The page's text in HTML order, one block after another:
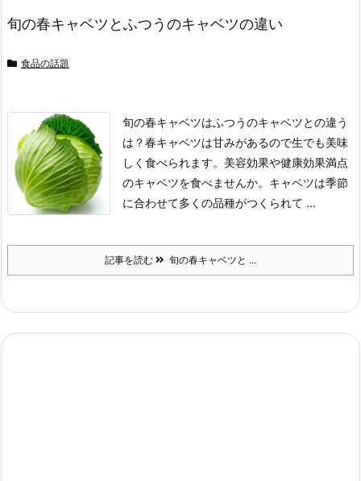
旬の春キャベツとふつうのキャベツの違い
食品の話題
旬の春キャベツはふつうのキャベツとの違う
は？春キャベツは甘みがあるので生でも美味
しく食べられます。 美容効果や健康効果満点
のキャベツを食べませんか。 キャベツは季節
に合わせて多くの品種がつくられて ...
記事を読む 旬の春キャベツと ...